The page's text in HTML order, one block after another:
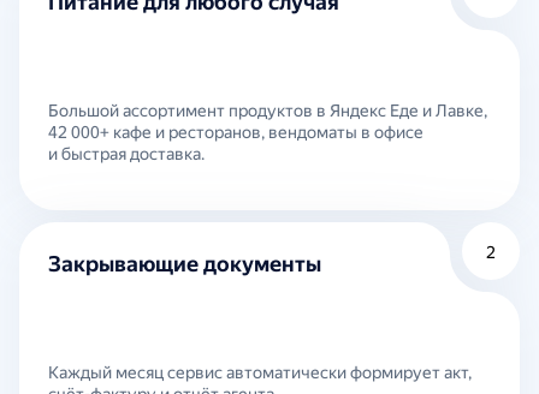
Большой ассортимент продуктов в Яндекс Еде и Лавке,
42 000+ кафе и ресторанов, вендоматы в офисе
и быстрая доставка.
2
Закрывающие документы
Каждый месяц сервис автоматически формирует акт,